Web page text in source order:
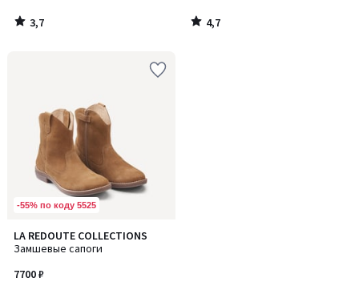
3,7
/
4,7
/
-55% по коду 5525
LA REDOUTE COLLECTIONS
Замшевые сапоги
7700 ₽
5
/